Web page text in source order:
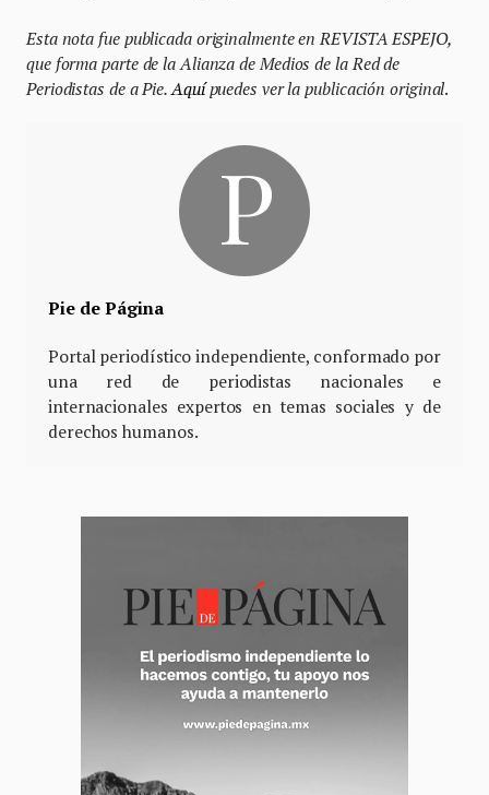
Esta nota fue publicada originalmente en REVISTA ESPEJO,
que forma parte de la Alianza de Medios de la Red de
Periodistas de a Pie.Aquípuedes ver la publicación original.
Pie de Página
Portal periodístico independiente, conformado por
una red de periodistas nacionales e
internacionales expertos en temas sociales y de
derechos humanos.